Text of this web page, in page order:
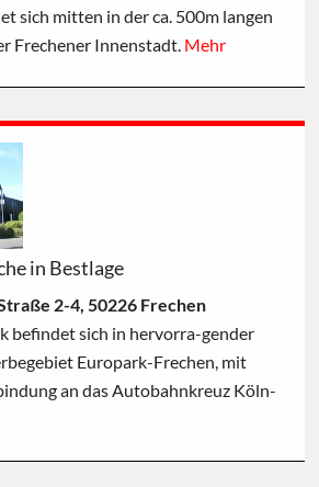
sich mitten in der ca. 500m langen
Frechener Innenstadt. Mehr
in Bestlage
2-4, 50226 Frechen
befindet sich in hervorra-gender
Europark-Frechen, mit
an das Autobahnkreuz Köln-